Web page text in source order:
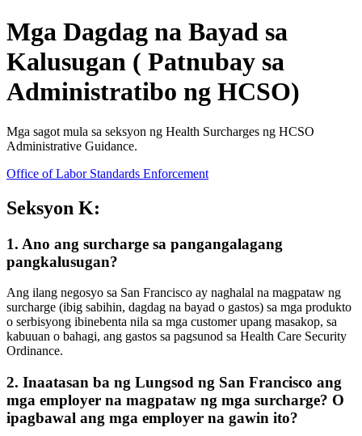
Mga Dagdag na Bayad sa
Kalusugan ( Patnubay sa
Administratibo ng HCSO)
Mga sagot mula sa seksyon ng Health Surcharges ng HCSO
Administrative Guidance.
Office of Labor Standards Enforcement
Seksyon K:
1. Ano ang surcharge sa pangangalagang
pangkalusugan?
Ang ilang negosyo sa San Francisco ay naghalal na magpataw ng
surcharge (ibig sabihin, dagdag na bayad o gastos) sa mga produkto
o serbisyong ibinebenta nila sa mga customer upang masakop, sa
kabuuan o bahagi, ang gastos sa pagsunod sa Health Care Security
Ordinance.
2. Inaatasan ba ng Lungsod ng San Francisco ang
mga employer na magpataw ng mga surcharge? O
ipagbawal ang mga employer na gawin ito?